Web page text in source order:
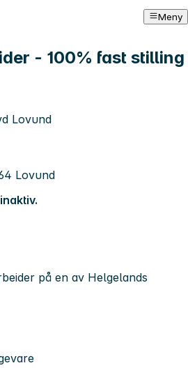
Meny
- 100% fast stilling
Lovund
Lovund
på en av Helgelands